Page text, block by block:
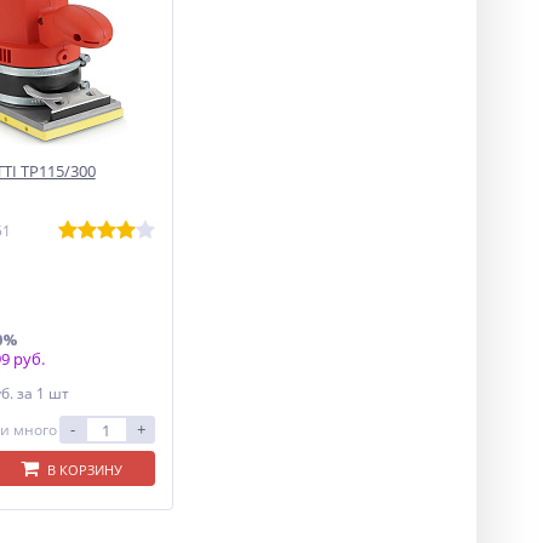
TP115/300
руб.
за 1 шт
много
- +
В КОРЗИНУ